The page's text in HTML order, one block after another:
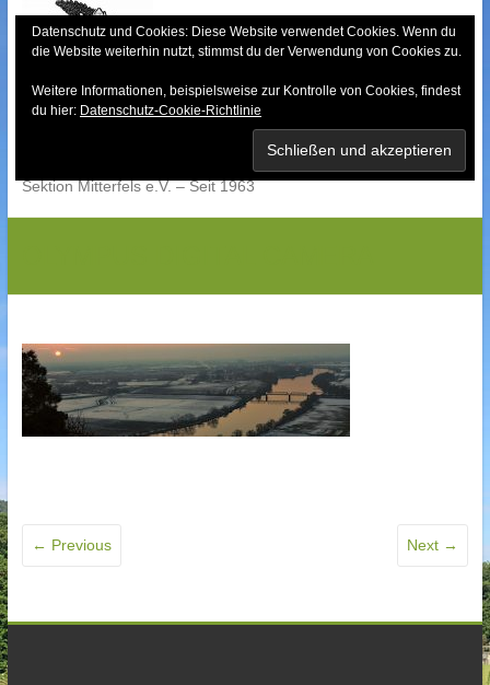
content
Bayerischer Wald-
Sektion Mitterfels e.V. – Seit 1963
← Previous Next →
Datenschutz und Cookies: Diese Website verwendet Cookies. Wenn du
die Website weiterhin nutzt, stimmst du der Verwendung von Cookies zu.
Weitere Informationen, beispielsweise zur Kontrolle von Cookies, findest
du hier: Datenschutz-Cookie-Richtlinie